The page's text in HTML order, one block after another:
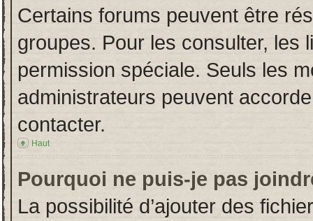
Certains forums peuvent être
groupes. Pour les consulter, les
permission spéciale. Seuls les
administrateurs peuvent
contacter.
Haut
Pourquoi ne puis-je pas
La possibilité d’ajouter des